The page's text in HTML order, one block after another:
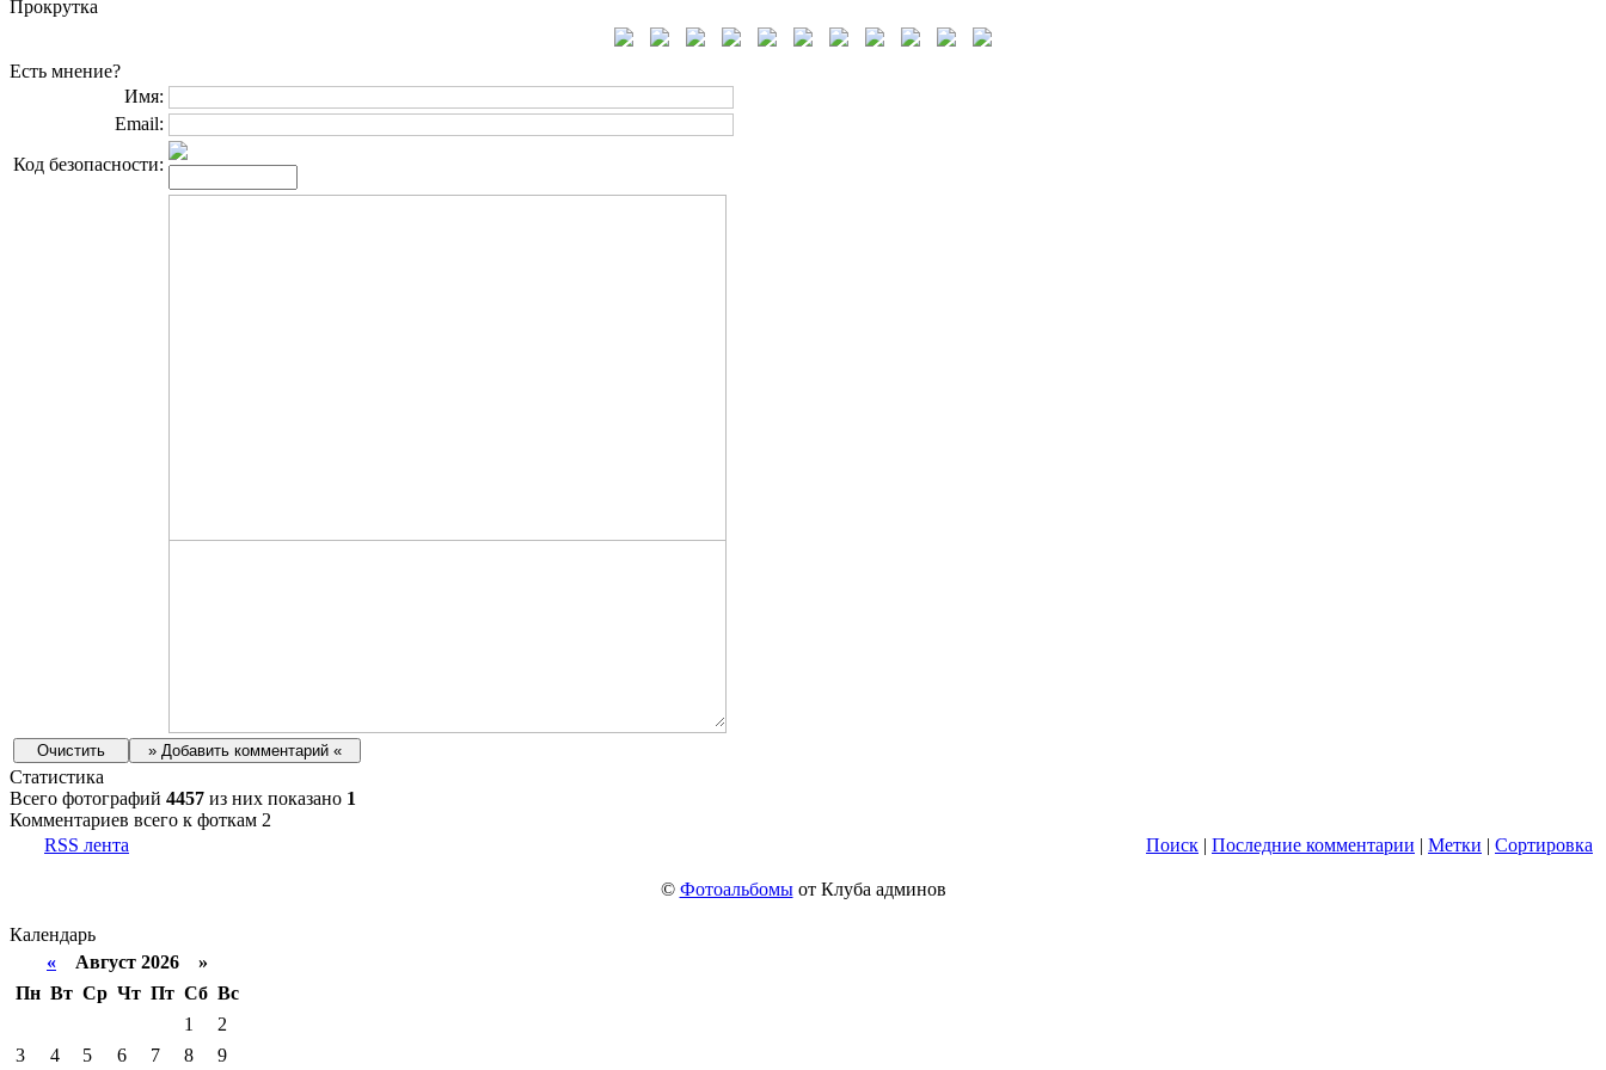
Прокрутка
Есть мнение?
Имя:
Email:
Код безопасности:
Статистика
Всего фотографий 4457 из них показано 1
Комментариев всего к фоткам 2
RSS лента
Поиск | Последние комментарии | Метки | Сортировка
© Фотоальбомыот Клуба админов
Календарь
« Август 2026 »
Пн Вт Ср Чт Пт Сб Вс
1
2
3
4 5 6 7 8 9